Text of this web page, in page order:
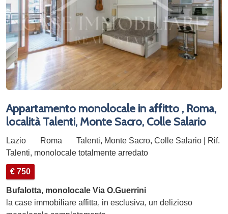
Appartamento monolocale in affitto , Roma,
località Talenti, Monte Sacro, Colle Salario
Lazio Roma
Talenti, Monte Sacro, Colle Salario | Rif.
Talenti, monolocale totalmente arredato
€ 750
Bufalotta, monolocale Via O.Guerrini
la case immobiliare affitta, in esclusiva, un delizioso